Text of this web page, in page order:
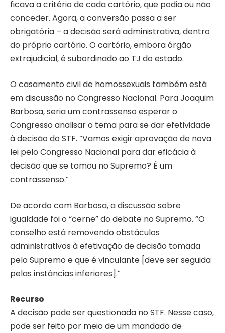
ficava a critério de cada cartório, que podia ou não
conceder. Agora, a conversão passa a ser
obrigatória – a decisão será administrativa, dentro
do próprio cartório. O cartório, embora órgão
extrajudicial, é subordinado ao TJ do estado.
O casamento civil de homossexuais também está
em discussão no Congresso Nacional. Para Joaquim
Barbosa, seria um contrassenso esperar o
Congresso analisar o tema para se dar efetividade
à decisão do STF. “Vamos exigir aprovação de nova
lei pelo Congresso Nacional para dar eficácia à
decisão que se tomou no Supremo? É um
contrassenso.”
De acordo com Barbosa, a discussão sobre
igualdade foi o “cerne” do debate no Supremo. “O
conselho está removendo obstáculos
administrativos à efetivação de decisão tomada
pelo Supremo e que é vinculante [deve ser seguida
pelas instâncias inferiores].”
Recurso
A decisão pode ser questionada no STF. Nesse caso,
pode ser feito por meio de um mandado de